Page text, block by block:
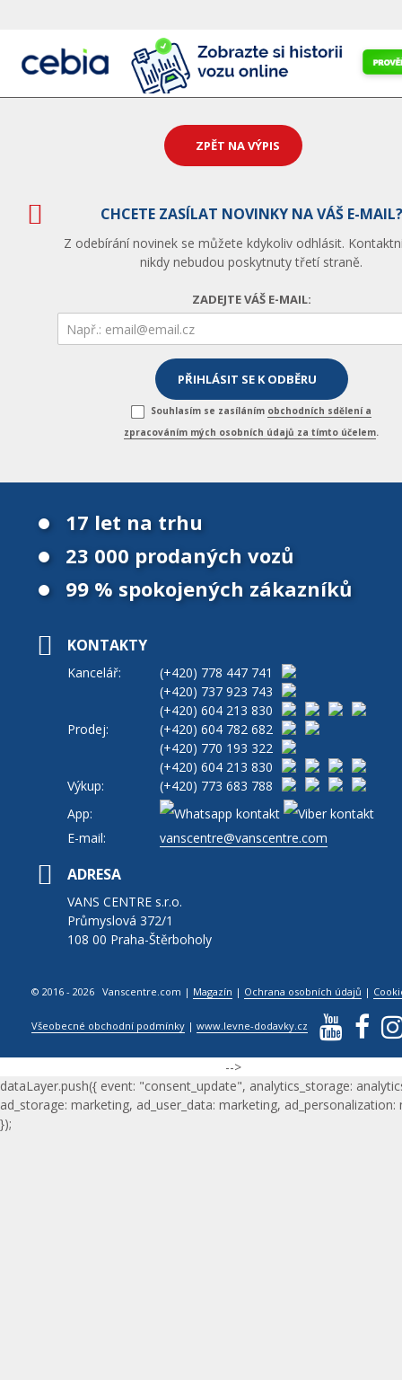
ZPĚT NA VÝPIS
CHCETE ZASÍLAT NOVINKY NA VÁŠ E-MAIL?
Z odebírání novinek se můžete kdykoliv odhlásit.
nikdy nebudou poskytnuty třetí straně.
ZADEJTE VÁŠ E-MAIL:
Souhlasím se zasíláním obchodních sdělení a
zpracováním mých osobních údajů za tímto účelem.
17 let na trhu
23 000 prodaných vozů
99 % spokojených zákazníků
KONTAKTY
Kancelář: (+420) 778 447 741
(+420) 737 923 743
(+420) 604 213 830
Prodej:
(+420) 604 782 682
(+420) 770 193 322
(+420) 604 213 830
Výkup:
(+420) 773 683 788
App:
E-mail:
vanscentre@vanscentre.com
ADRESA
VANS CENTRE s.r.o.
Průmyslová 372/1
108 00 Praha-Štěrboholy
© 2016 - 2026 Vanscentre.com | Magazín | Ochrana osobních údajů |
Všeobecné obchodní podmínky |www.levne-dodavky.cz
-->
dataLayer.push({ event: "consent_update", analytics_storage:
ad_storage: marketing, ad_user_data: marketing, ad_personalization:
});